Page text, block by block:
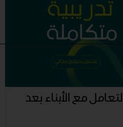
مع الأبناء بعد